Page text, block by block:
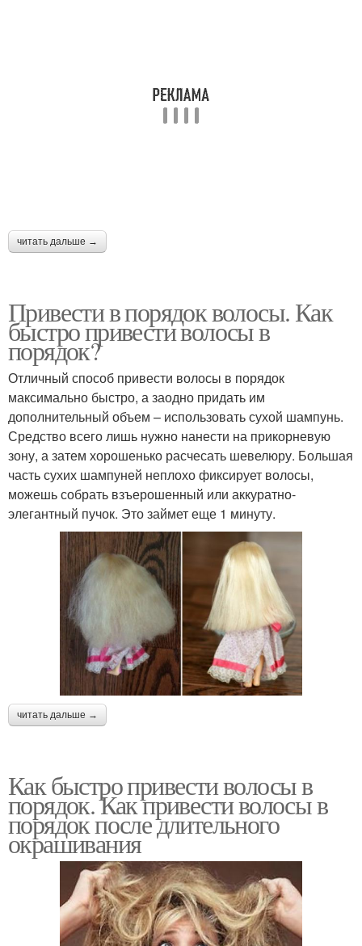
читать дальше →
Привести в порядок волосы. Как
быстро привести волосы в
порядок?
Отличный способ привести волосы в порядок
максимально быстро, а заодно придать им
дополнительный объем – использовать сухой шампунь.
Средство всего лишь нужно нанести на прикорневую
зону, а затем хорошенько расчесать шевелюру. Большая
часть сухих шампуней неплохо фиксирует волосы,
можешь собрать взъерошенный или аккуратно-
элегантный пучок. Это займет еще 1 минуту.
читать дальше →
Как быстро привести волосы в
порядок. Как привести волосы в
порядок после длительного
окрашивания